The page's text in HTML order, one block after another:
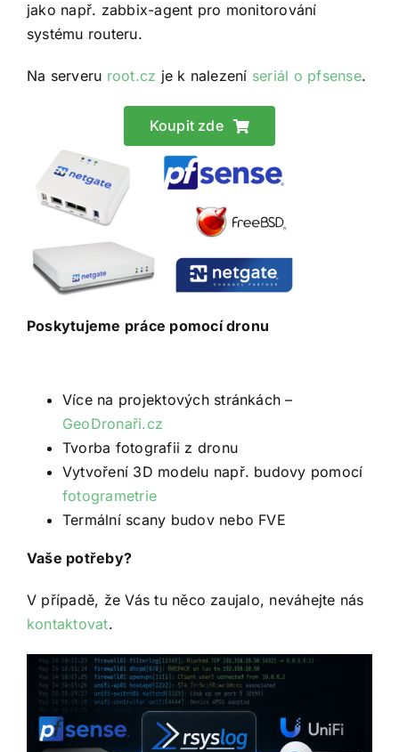
jako např. zabbix-agent pro monitorování
systému routeru.
Na serveru root.cz je k nalezení seriál o pfsense.
Koupit zde
Poskytujeme práce pomocí dronu
Více na projektových stránkách –
GeoDronaři.cz
Tvorba fotografii z dronu
Vytvoření 3D modelu např. budovy pomocí
fotogrametrie
Termální scany budov nebo FVE
Vaše potřeby?
V případě, že Vás tu něco zaujalo, neváhejte nás
kontaktovat.